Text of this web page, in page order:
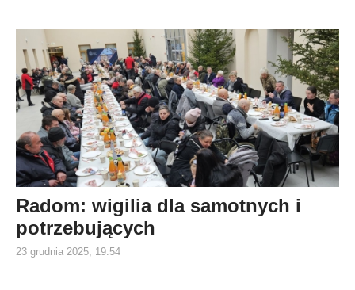
Radom: wigilia dla samotnych i
potrzebujących
23 grudnia 2025, 19:54